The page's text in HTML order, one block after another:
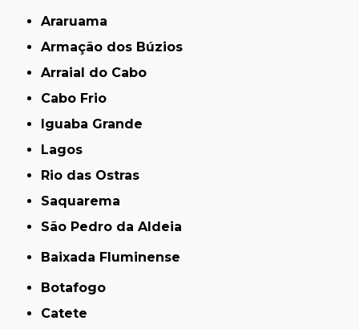
Araruama
Armação dos Búzios
Arraial do Cabo
Cabo Frio
Iguaba Grande
Lagos
Rio das Ostras
Saquarema
São Pedro da Aldeia
Baixada Fluminense
Botafogo
Catete